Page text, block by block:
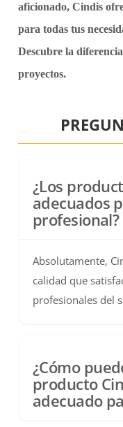
aficionado, Cindis
para todas tus
Descubre la
proyectos.
¿Los
adecuados
profesional?
Absolutamente,
calidad que
profesionales del
¿Cómo
producto
adecuado